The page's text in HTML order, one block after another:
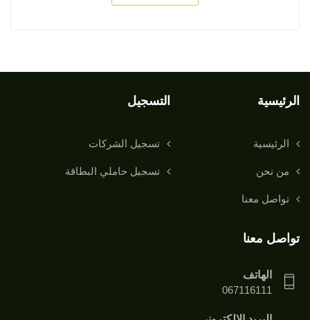
الرئيسية
الرئيسية
من نحن
تواصل معنا
التسجيل
تسجيل الشركات
تسجيل حاملي البطاقة
تواصل معنا
الهاتف
067116111